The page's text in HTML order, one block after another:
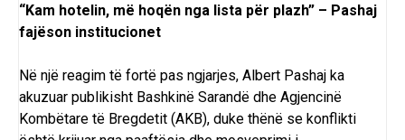
“Kam hotelin, më hoqën nga lista për plazh” – Pashaj
fajëson institucionet
Në një reagim të fortë pas ngjarjes, Albert Pashaj ka
akuzuar publikisht Bashkinë Sarandë dhe Agjencinë
Kombëtare të Bregdetit (AKB), duke thënë se konflikti